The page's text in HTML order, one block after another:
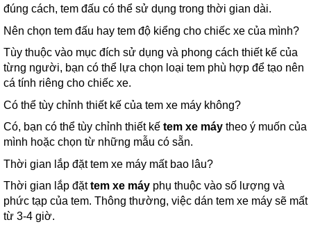
đúng cách, tem đấu có thể sử dụng trong thời gian dài.
Nên chọn tem đấu hay tem độ kiểng cho chiếc xe của mình?
Tùy thuộc vào mục đích sử dụng và phong cách thiết kế của
từng người, bạn có thể lựa chọn loại tem phù hợp để tạo nên
cá tính riêng cho chiếc xe.
Có thể tùy chỉnh thiết kế của tem xe máy không?
Có, bạn có thể tùy chỉnh thiết kế tem xe máy theo ý muốn của
mình hoặc chọn từ những mẫu có sẵn.
Thời gian lắp đặt tem xe máy mất bao lâu?
Thời gian lắp đặttem xe máy phụ thuộc vào số lượng và
phức tạp của tem. Thông thường, việc dán tem xe máy sẽ mất
từ 3-4 giờ.